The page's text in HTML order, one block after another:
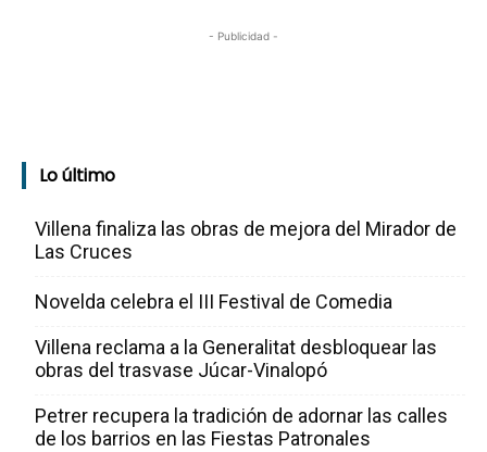
- Publicidad -
Lo último
Villena finaliza las obras de mejora del Mirador de
Las Cruces
Novelda celebra el III Festival de Comedia
Villena reclama a la Generalitat desbloquear las
obras del trasvase Júcar-Vinalopó
Petrer recupera la tradición de adornar las calles
de los barrios en las Fiestas Patronales